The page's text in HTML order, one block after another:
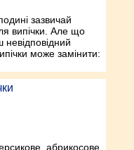
зазвичай
випічки. Але що
невідповідний
може замінити:
абрикосове,